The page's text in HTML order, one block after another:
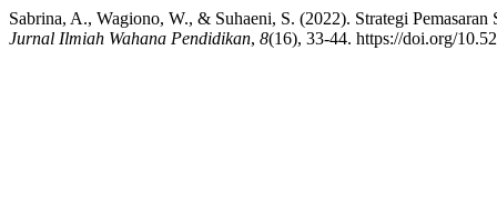
Sabrina, A., Wagiono, W., & Suhaeni, S. (2022). Strategi
Jurnal Ilmiah Wahana Pendidikan, 8(16), 33-44. https://doi.org/